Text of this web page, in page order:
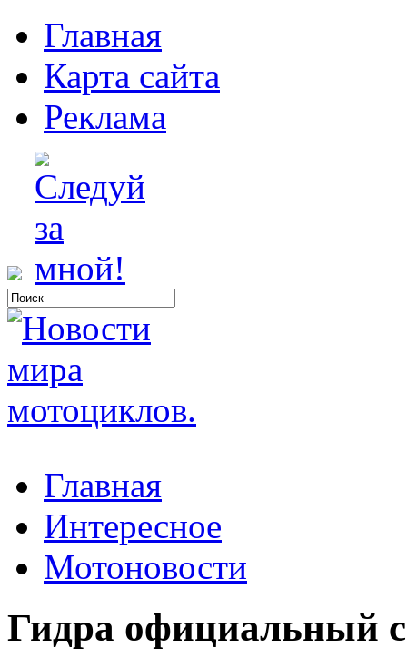
Главная
Карта сайта
Реклама
Главная
Интересное
Мотоновости
Гидра официальный